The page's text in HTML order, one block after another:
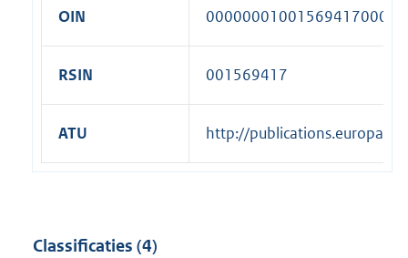
OIN 00000001001569417000
RSIN 001569417
ATU http://
Classificaties (4)